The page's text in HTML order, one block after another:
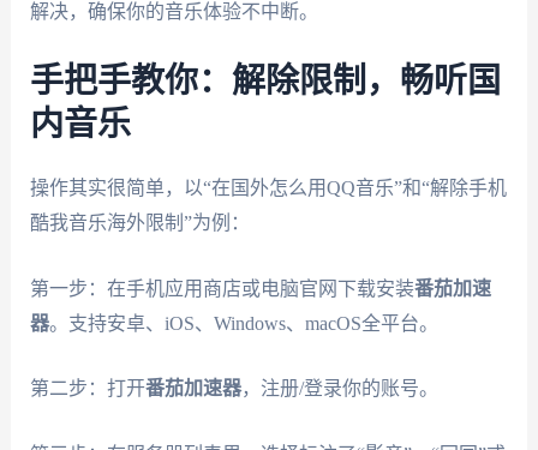
解决，确保你的音乐体验不中断。
手把手教你：解除限制，畅听国
内音乐
操作其实很简单，以“在国外怎么用QQ音乐”和“解除手机
酷我音乐海外限制”为例：
第一步：在手机应用商店或电脑官网下载安装番茄加速
器。支持安卓、iOS、Windows、macOS全平台。
第二步：打开番茄加速器，注册/登录你的账号。